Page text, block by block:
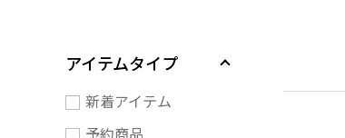
アイテムタイプ
新着アイテム
予約商品